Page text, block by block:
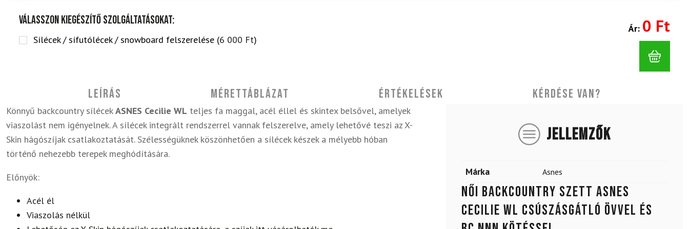
Válasszon kiegészítő szolgáltatásokat:
Sílécek / sífutólécek / snowboard felszerelése (6 000 Ft)
Ár: 0 Ft
Leírás Mérettáblázat Értékelések Kérdése van?
Könnyű backcountry sílécekASNES Cecilie WL teljes fa maggal, acél éllel és skintex belsővel, amelyek
viaszolást nem igényelnek. A sílécek integrált rendszerrel vannak felszerelve, amely lehetővé teszi az X-
Skin hágószíjak csatlakoztatását. Szélességüknek köszönhetően a sílécek készek a mélyebb hóban
történő nehezebb terepek meghódítására.
Előnyök:
Acél él
Viaszolás nélkül
JELLEMZŐK
Márka Asnes
Női backcountry szett ASNES
Cecilie WL csúszásgátló övvel és